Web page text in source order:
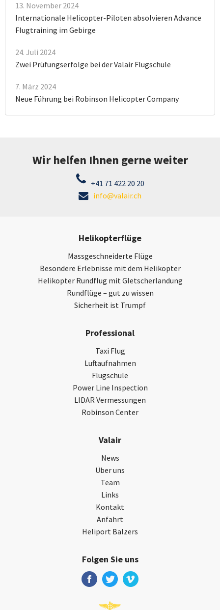
Internationale Helicopter-Piloten absolvieren Advance
Flugtraining im Gebirge
13. November 2024
Zwei Prüfungserfolge bei der Valair Flugschule
24. Juli 2024
Neue Führung bei Robinson Helicopter Company
7. März 2024
Wir helfen Ihnen gerne weiter
+41 71 422 20 20
info@valair.ch
Helikopterflüge
Massgeschneiderte Flüge
Besondere Erlebnisse mit dem Helikopter
Helikopter Rundflug mit Gletscherlandung
Rundflüge – gut zu wissen
Sicherheit ist Trumpf
Professional
Taxi Flug
Luftaufnahmen
Flugschule
Power Line Inspection
LIDAR Vermessungen
Robinson Center
Valair
News
Über uns
Team
Links
Kontakt
Anfahrt
Heliport Balzers
Folgen Sie uns